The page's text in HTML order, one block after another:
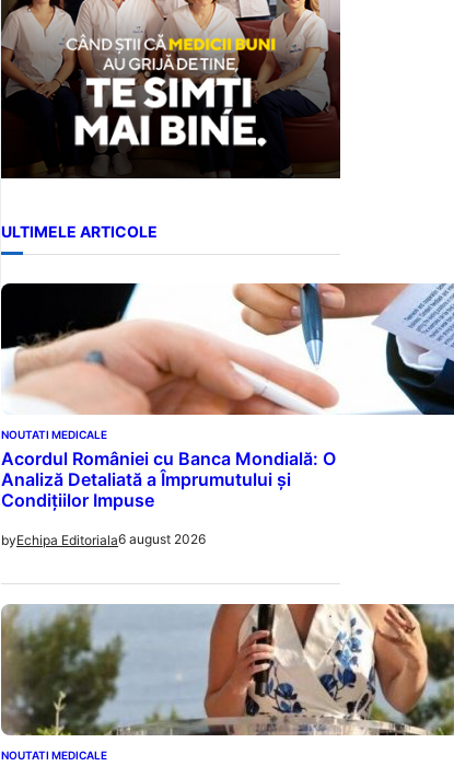
ULTIMELE ARTICOLE
NOUTATI MEDICALE
Acordul României cu Banca Mondială: O
Analiză Detaliată a Împrumutului și
Condițiilor Impuse
byEchipa Editoriala6 august 2026
NOUTATI MEDICALE